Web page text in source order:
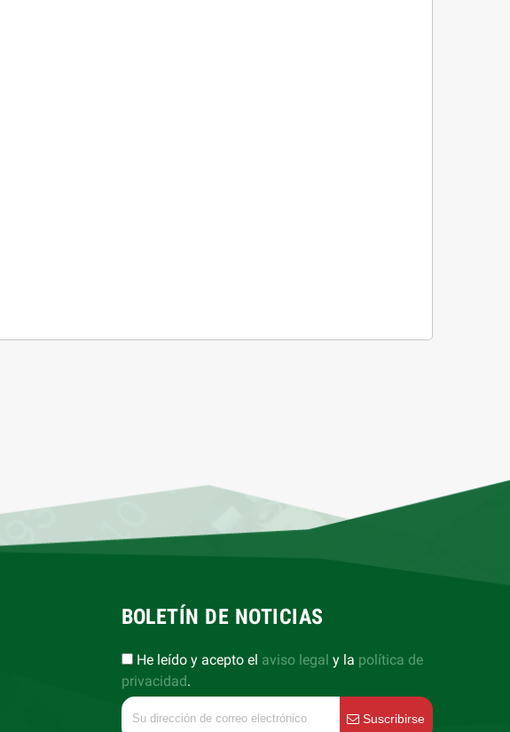
BOLETÍN DE NOTICIAS
He leído y acepto el aviso legal y la política de
privacidad.
Suscribirse